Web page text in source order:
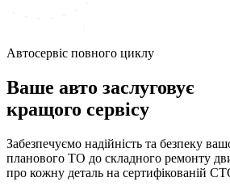
Автосервіс повного циклу
Ваше авто заслуговує
кращого сервісу
Забезпечуємо надійність та безпеку
планового ТО до складного ремонту
про кожну деталь на сертифікованій